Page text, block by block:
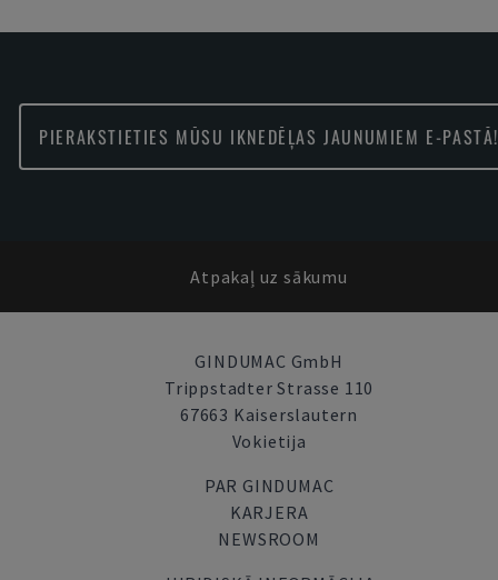
PIERAKSTIETIES MŪSU IKNEDĒĻAS JAUNUMIEM E-PASTĀ!
Atpakaļ uz sākumu
GINDUMAC GmbH
Trippstadter Strasse 110
67663 Kaiserslautern
Vokietija
PAR GINDUMAC
KARJERA
NEWSROOM